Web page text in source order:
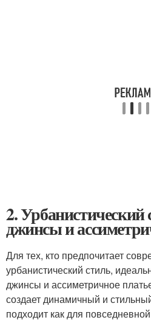
2. Урбанистический
джинсы и
Для тех, кто предпочитает
урбанистический стиль,
джинсы и ассиметричное
создает динамичный и
подходит как для